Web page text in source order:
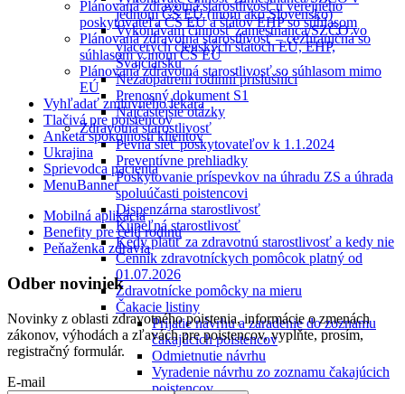
jednom ČŠ EÚ (inom ako Slovensko)
Vykonávam činnosť zamestnanca/SZČO vo
viacerých členských štátoch EÚ, EHP,
Švajčiarsku
Nezaopatrení rodinní príslušníci
Prenosný dokument S1
Najčastejšie otázky
Zdravotná starostlivosť
Pevná sieť poskytovateľov k 1.1.2024
Preventívne prehliadky
Poskytovanie príspevkov na úhradu ZS a úhrada
spoluúčasti poistencovi
Dispenzárna starostlivosť
Kúpeľná starostlivosť
Kedy platiť za zdravotnú starostlivosť a kedy nie
Cenník zdravotníckych pomôcok platný od
01.07.2026
Zdravotnícke pomôcky na mieru
Čakacie listiny
Prijatie návrhu a zaradenie do zoznamu
čakajúcich poistencov
Odmietnutie návrhu
Vyradenie návrhu zo zoznamu čakajúcich
poistencov
Plánovaná zdravotná starostlivosť u verejného
poskytovateľa ČŠ EÚ a štátov EHP so súhlasom
Plánovaná zdravotná starostlivosť – cezhraničná so
súhlasom v inom ČŠ EÚ
Plánovaná zdravotná starostlivosť so súhlasom mimo
EÚ
Vyhľadať zmluvného lekára
Tlačivá pre poistencov
Anketa spokojnosti klientov
Ukrajina
Sprievodca pacienta
MenuBanner
Mobilná aplikácia
Benefity pre celú rodinu
Peňaženka zdravia
Odber noviniek
Novinky z oblasti zdravotného poistenia, informácie o zmenách
zákonov, výhodách a zľavách pre poistencov, vyplňte, prosím,
registračný formulár.
E-mail